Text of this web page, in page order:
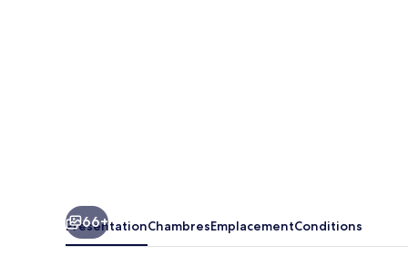
66+
PrésentationChambresEmplacementConditions